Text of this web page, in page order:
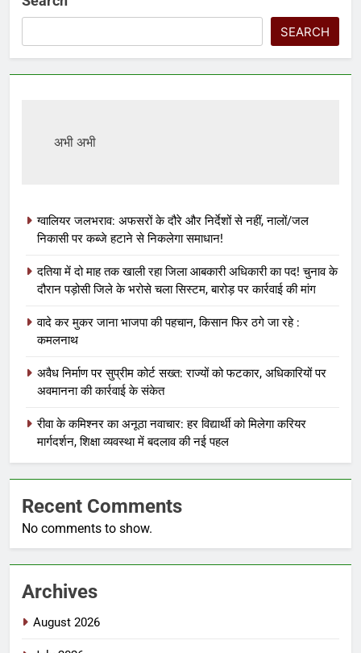
SEARCH
अभी अभी
ग्वालियर जलभराव: अफसरों के दौरे और निर्देशों से नहीं, नालों/जल
निकासी पर कब्जे हटाने से निकलेगा समाधान!
दतिया में दो माह तक खाली रहा जिला आबकारी अधिकारी का पद! चुनाव के
दौरान पड़ोसी जिले के भरोसे चला सिस्टम, बारोड़ पर कार्रवाई की मांग
वादे कर मुकर जाना भाजपा की पहचान, किसान फिर ठगे जा रहे :
कमलनाथ
अवैध निर्माण पर सुप्रीम कोर्ट सख्त: राज्यों को फटकार, अधिकारियों पर
अवमानना की कार्रवाई के संकेत
रीवा के कमिश्नर का अनूठा नवाचार: हर विद्यार्थी को मिलेगा करियर
मार्गदर्शन, शिक्षा व्यवस्था में बदलाव की नई पहल
Recent Comments
No comments to show.
Archives
August 2026